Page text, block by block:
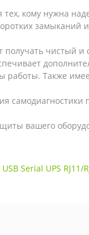
кому нужна
замыканий
чистый и
Также
вашего
Serial UPS